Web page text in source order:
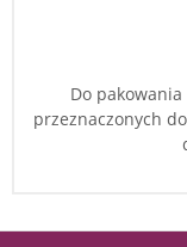
Do
przeznaczonych